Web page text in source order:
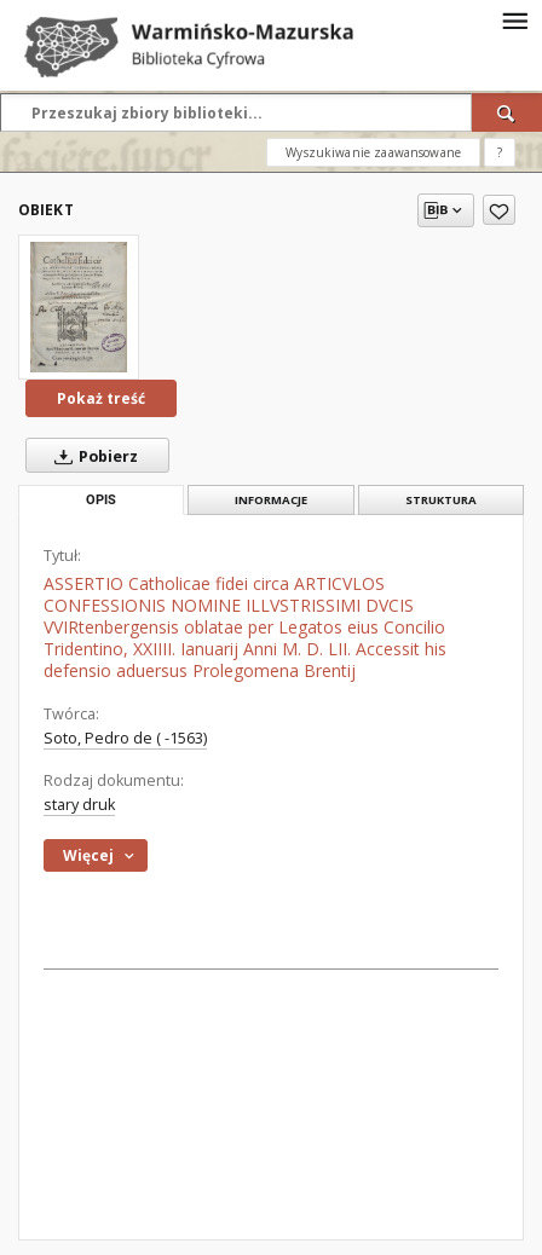
Wyszukiwanie zaawansowane ?
OBIEKT
Pokaż treść
Pobierz
OPIS INFORMACJE STRUKTURA
Tytuł:
ASSERTIO Catholicae fidei circa ARTICVLOS
CONFESSIONIS NOMINE ILLVSTRISSIMI DVCIS
VVIRtenbergensis oblatae per Legatos eius Concilio
Tridentino, XXIIII. Ianuarij Anni M. D. LII. Accessit his
defensio aduersus Prolegomena Brentij
Twórca:
Soto, Pedro de ( -1563)
Rodzaj dokumentu:
stary druk
Więcej